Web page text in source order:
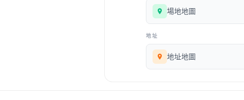
場地地圖
地址
地址地圖